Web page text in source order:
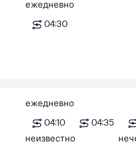
ежедневно
04:30
ежедневно
04:10
04:35
неизвестно